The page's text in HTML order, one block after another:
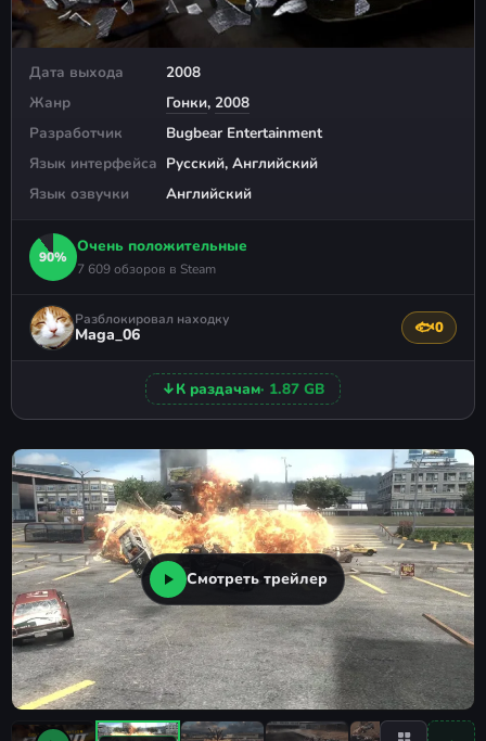
Дата выхода
2008
Жанр
Гонки, 2008
Разработчик
Bugbear Entertainment
Язык интерфейса Русский, Английский
Язык озвучки
Английский
90%
Очень положительные
7 609 обзоров в Steam
Разблокировал находку
Maga_06 🐟0
↓К раздачам· 1.87 GB
Смотреть трейлер